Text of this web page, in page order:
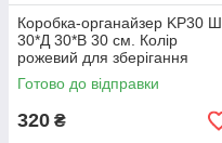
Коробка-органайзер KP30 Ш
30*Д 30*В 30 см. Колір
рожевий для зберігання
одягу, взуття чи невеликих
предметів
Готово до відправки
320 ₴